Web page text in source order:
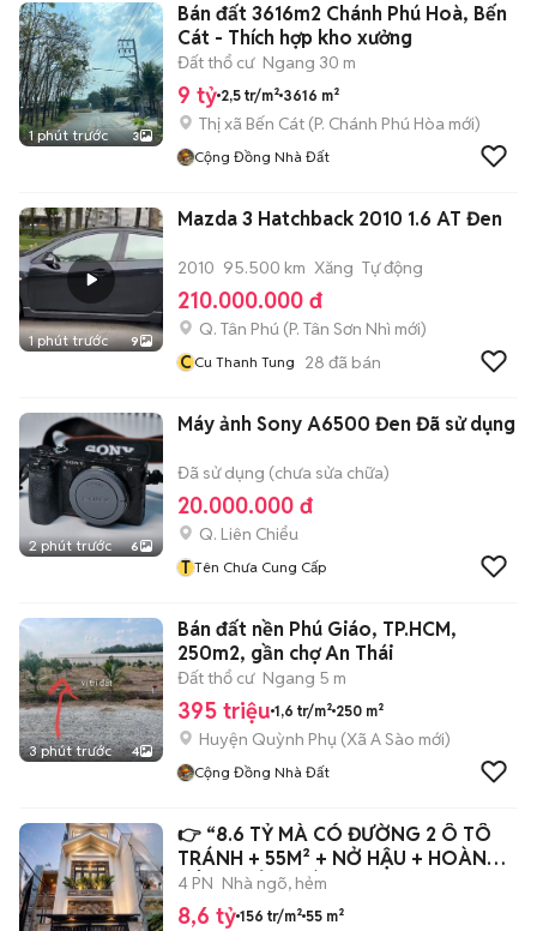
1 phút trước 3
Bán đất 3616m2 Chánh Phú Hoà, Bến
Cát - Thích hợp kho xưởng
Đất thổ cư Ngang 30 m
9 tỷ 2,5 tr/m² 3616 m²
Thị xã Bến Cát (P. Chánh Phú Hòa mới)
Cộng Đồng Nhà Đất
1 phút trước 9
Mazda 3 Hatchback 2010 1.6 AT Đen
2010 95.500 km Xăng Tự động
210.000.000 đ
Q. Tân Phú (P. Tân Sơn Nhì mới)
CCu Thanh Tung 28 đã bán
2 phút trước 6
Máy ảnh Sony A6500 Đen Đã sử dụng
Đã sử dụng (chưa sửa chữa)
20.000.000 đ
Q. Liên Chiểu
T Tên Chưa Cung Cấp
3 phút trước 4
Bán đất nền Phú Giáo, TP.HCM,
250m2, gần chợ An Thái
Đất thổ cư Ngang 5 m
395 triệu 1,6 tr/m² 250 m²
Huyện Quỳnh Phụ (Xã A Sào mới)
Cộng Đồng Nhà Đất
👉 “8.6 TỶ MÀ CÓ ĐƯỜNG 2 Ô TÔ
TRÁNH + 55M² + NỞ HẬU + HOÀN
CÔNG ĐỦ — HÀ
4 PN Nhà ngõ, hẻm
8,6 tỷ 156 tr/m² 55 m²